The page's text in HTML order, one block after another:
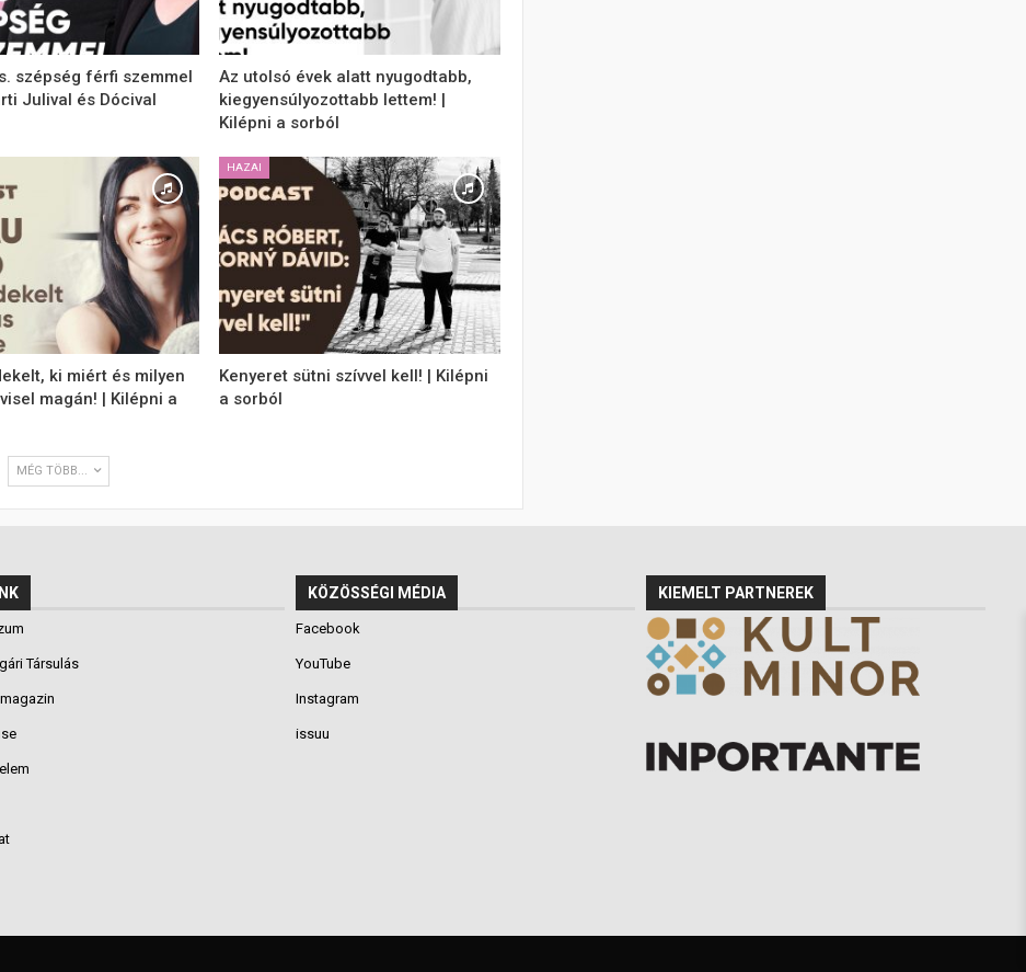
szépség férfi szemmel
Julival és Dócival
Az utolsó évek alatt nyugodtabb,
kiegyensúlyozottabb lettem! |
Kilépni a sorból
ki miért és milyen
magán! | Kilépni a
HAZAI
Kenyeret sütni szívvel kell! | Kilépni
a sorból
MÉG TÖBB...
Társulás
KÖZÖSSÉGI MÉDIA
Facebook
YouTube
Instagram
issuu
KIEMELT PARTNEREK